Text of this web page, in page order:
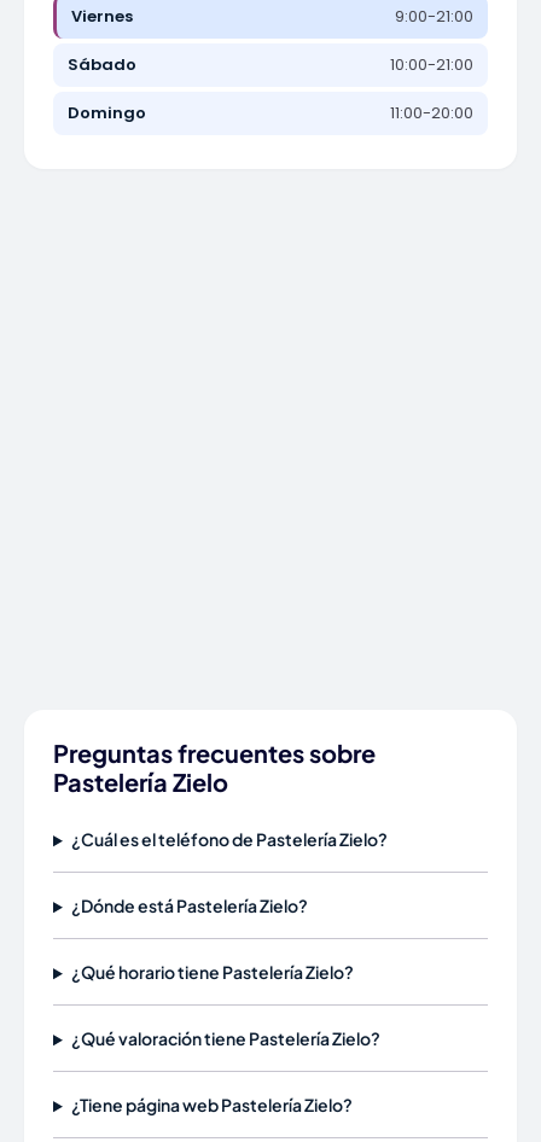
Viernes 9:00-21:00
Sábado 10:00-21:00
Domingo 11:00-20:00
Preguntas frecuentes sobre
Pastelería Zielo
¿Cuál es el teléfono de Pastelería Zielo?
¿Dónde está Pastelería Zielo?
¿Qué horario tiene Pastelería Zielo?
¿Qué valoración tiene Pastelería Zielo?
¿Tiene página web Pastelería Zielo?